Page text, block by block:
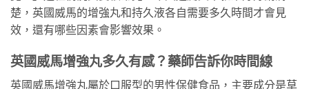
楚，英國威馬的增強丸和持久液各自需要多久時間才會見
效，還有哪些因素會影響效果。
英國威馬增強丸多久有感？藥師告訴你時間線
英國威馬增強丸屬於口服型的男性保健食品，主要成分是草